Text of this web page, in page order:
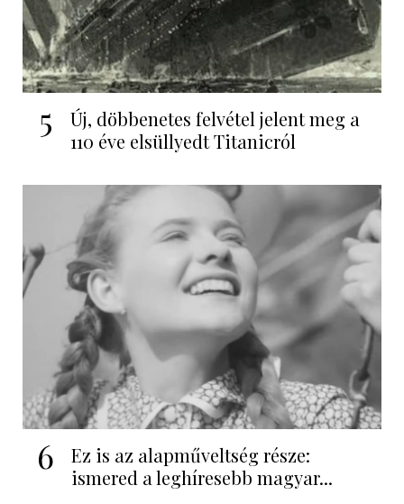
5
Új, döbbenetes felvétel jelent meg a
110 éve elsüllyedt Titanicról
6
Ez is az alapműveltség része:
ismered a leghíresebb magyar...